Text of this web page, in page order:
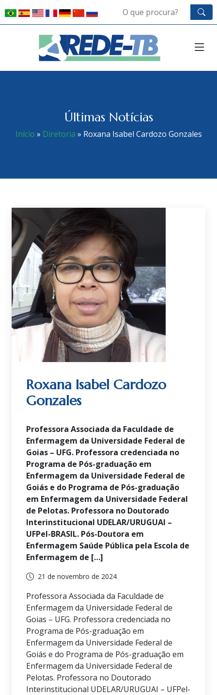
Últimas Notícias
Início » Diretoria » Roxana Isabel Cardozo Gonzales
Roxana Isabel Cardozo
Gonzales
Professora Associada da Faculdade de
Enfermagem da Universidade Federal de
Goias – UFG. Professora credenciada no
Programa de Pós-graduação em
Enfermagem da Universidade Federal de
Goiás e do Programa de Pós-graduação
em Enfermagem da Universidade Federal
de Pelotas. Professora no Doutorado
Interinstitucional UDELAR/URUGUAI –
UFPel-BRASIL. Pós-Doutora em
Enfermagem Saúde Pública pela Escola de
Enfermagem de […]
21 de novembro de 2024
Professora Associada da Faculdade de
Enfermagem da Universidade Federal de
Goias – UFG. Professora credenciada no
Programa de Pós-graduação em
Enfermagem da Universidade Federal de
Goiás e do Programa de Pós-graduação em
Enfermagem da Universidade Federal de
Pelotas. Professora no Doutorado
Interinstitucional UDELAR/URUGUAI – UFPel-